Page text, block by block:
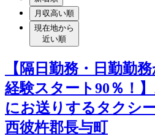
月収高い順
現在地から
近い順
【隔日勤務・日勤勤
経験スタート90％！
にお送りするタクシ
西彼杵郡長与町